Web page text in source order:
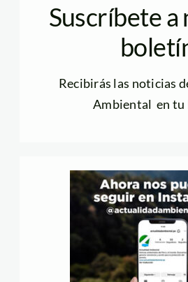
Suscríbete
Recibirás las noticias
Ambiental en tu